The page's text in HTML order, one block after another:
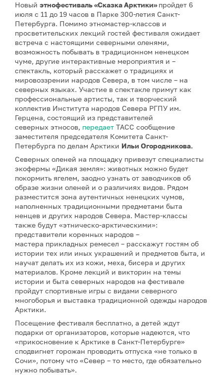
Новый этнофестиваль «Сказка Арктики»пройдет 6
июля с 11 до 19 часов в Парке 300-летия Санкт-
Петербурга. Помимо этномастер-классов и
просветительских лекций гостей фестиваля ожидает
встреча с настоящими северными оленями,
возможность побывать в традиционном ненецком
чуме, другие интерактивные мероприятия и –
спектакль, который расскажет о традициях и
мировоззрении народов Севера, в том числе – на
северных языках. Участие в спектакле примут как
профессиональные артисты, так и творческий
коллектив Института народов Севера РГПУ им.
Герцена, состоящий из представителей
северных этносов, передает ТАСС сообщение
заместителя председателя Комитета Санкт-
Петербурга по делам Арктики Ильи Огородникова.
Северных оленей на площадку привезут специалисты
экофермы «Дикая земля»: животных можно будет
покормить ягелем, заодно узнать от заводчиков об
образе жизни оленей и о различиях видов. Рядом
разместится зона аутентичных ненецких чумов,
наполненных традиционными предметами быта
ненцев и других народов Севера. Мастер-классы
также будут «этническо-арктическими»:
представители коренных народов –
мастера прикладных ремесел – расскажут гостям об
истории тех или иных украшений и предметов быта, и
научат делать их из кожи, меха, бисера и других
материалов. Кроме лекций и викторин на темы
истории и быта северных народов на фестивале
пройдут спортивные игры с видами северного
многоборья и выставка традиционной одежды народов
Арктики.
Посещение фестиваля бесплатно, а детей ждут
подарки от организаторов, которые надеются, что
«прикосновение к Арктике в Санкт-Петербурге»
сподвигнет горожан проводить отпуска «не только в
Сочи», потому что «Север – то место, где обязательно
нужно побывать».